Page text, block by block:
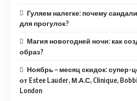
Гуляем налегке: почему
для прогулок?
Магия новогодней ночи: как
образ?
Ноябрь – месяц скидок: супер-
от Estee Lauder, М.А.С, Clinique,
London